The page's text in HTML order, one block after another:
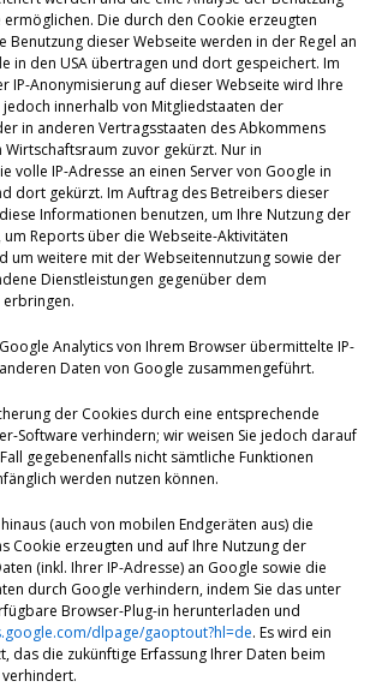
ermöglichen. Die durch den Cookie erzeugten
dieser Webseite werden in der Regel an
in den USA übertragen und dort gespeichert. Im
IP-Anonymisierung auf dieser Webseite wird Ihre
jedoch innerhalb von Mitgliedstaaten der
in anderen Vertragsstaaten des Abkommens
zuvor gekürzt. Nur in
volle IP-Adresse an einen Server von Google in
dort gekürzt. Im Auftrag des Betreibers dieser
Informationen benutzen, um Ihre Nutzung der
Reports über die Webseite-Aktivitäten
um weitere mit der Webseitennutzung sowie der
Dienstleistungen gegenüber dem
Analytics von Ihrem Browser übermittelte IP-
Daten von Google zusammengeführt.
der Cookies durch eine entsprechende
Software verhindern; wir weisen Sie jedoch darauf
gegebenenfalls nicht sämtliche Funktionen
werden nutzen können.
(auch von mobilen Endgeräten aus) die
Cookie erzeugten und auf Ihre Nutzung der
(inkl. Ihrer IP-Adresse) an Google sowie die
durch Google verhindern, indem Sie das unter
Browser-Plug-in herunterladen und
dlpage/gaoptout?hl=de. Es wird ein
das die zukünftige Erfassung Ihrer Daten beim